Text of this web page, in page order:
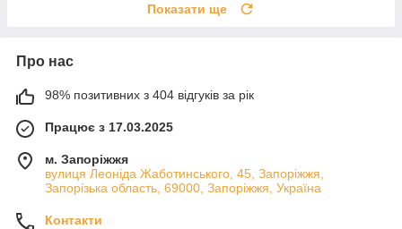
Показати ще
Про нас
98% позитивних з 404 відгуків за рік
Працює з 17.03.2025
м. Запоріжжя
вулиця Леоніда Жаботинського, 45, Запоріжжя,
Запорізька область, 69000, Запоріжжя, Україна
Контакти